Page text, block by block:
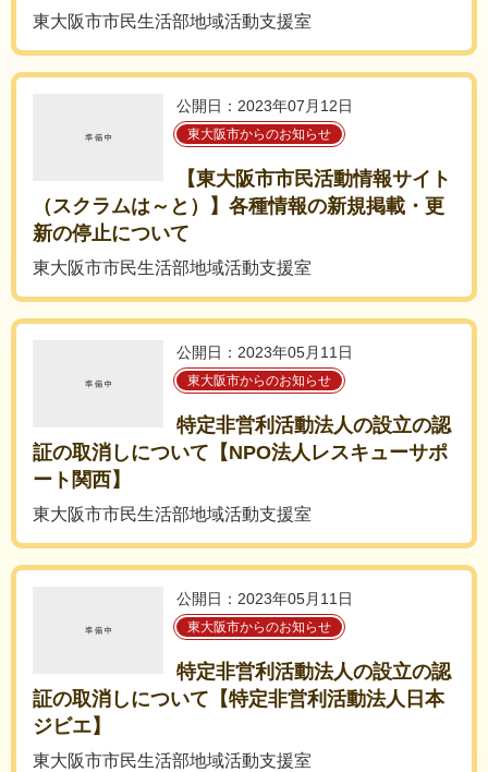
東大阪市市民生活部地域活動支援室
公開日：2023年07月12日
東大阪市からのお知らせ
【東大阪市市民活動情報サイト
（スクラムは～と）】各種情報の新規掲載・更
新の停止について
東大阪市市民生活部地域活動支援室
公開日：2023年05月11日
東大阪市からのお知らせ
特定非営利活動法人の設立の認
証の取消しについて【NPO法人レスキューサポ
ート関西】
東大阪市市民生活部地域活動支援室
公開日：2023年05月11日
東大阪市からのお知らせ
特定非営利活動法人の設立の認
証の取消しについて【特定非営利活動法人日本
ジビエ】
東大阪市市民生活部地域活動支援室